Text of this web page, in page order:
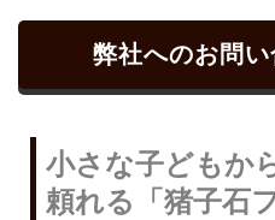
弊社へのお問
小さな子どもか
頼れる「猪子石